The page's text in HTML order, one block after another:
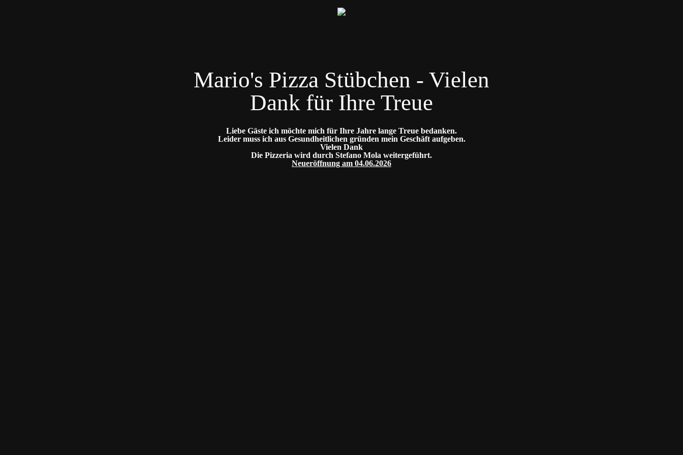
Mario's Pizza Stübchen - Vielen
Dank für Ihre Treue
Liebe Gäste ich möchte mich für Ihre Jahre lange Treue bedanken.
Leider muss ich aus Gesundheitlichen gründen mein Geschäft aufgeben.
Vielen Dank
Die Pizzeria wird durch Stefano Mola weitergeführt.
Neueröffnung am 04.06.2026